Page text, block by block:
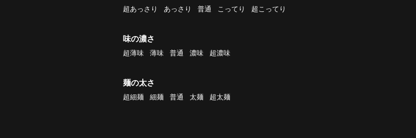
超あっさり あっさり 普通 こってり 超こってり
味の濃さ
超薄味 薄味 普通 濃味 超濃味
麺の太さ
超細麺 細麺 普通 太麺 超太麺